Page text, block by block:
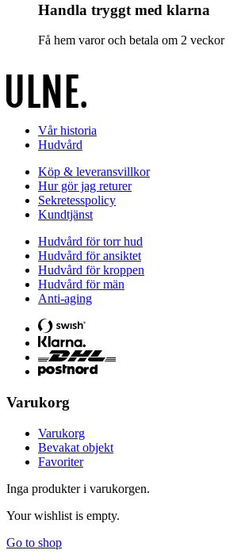
Handla tryggt med klarna
Få hem varor och betala om 2 veckor
Vår historia
Hudvård
Köp & leveransvillkor
Hur gör jag returer
Sekretesspolicy
Kundtjänst
Hudvård för torr hud
Hudvård för ansiktet
Hudvård för kroppen
Hudvård för män
Anti-aging
Varukorg
Varukorg
Bevakat objekt
Favoriter
Inga produkter i varukorgen.
Your wishlist is empty.
Go to shop